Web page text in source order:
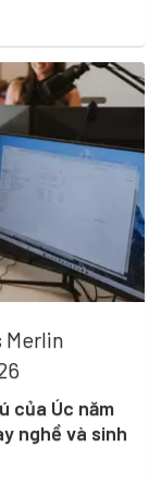
Merlin
của Úc năm
nghề và sinh